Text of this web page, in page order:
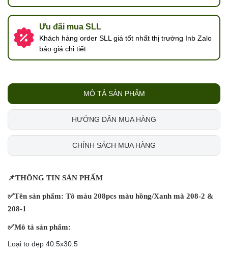
Ưu đãi mua SLL
Khách hàng order SLL giá tốt nhất thị trường Inb Zalo
báo giá chi tiết
MÔ TẢ SẢN PHẨM
HƯỚNG DẪN MUA HÀNG
CHÍNH SÁCH MUA HÀNG
📌THÔNG TIN SẢN PHẨM
✅Tên sản phẩm: Tô màu 208pcs màu hồng/Xanh mã 208-2 &
208-1
✅Mô tả sản phẩm:
Loại to đẹp 40.5x30.5